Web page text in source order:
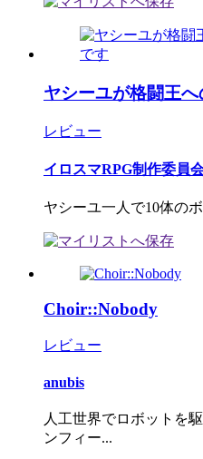
ヤシーユが格闘王
レビュー
イロスマRPG制作委員
ヤシーユ一人で10体の
Choir::Nobody
レビュー
anubis
人工世界でロボットを
ンフィー...